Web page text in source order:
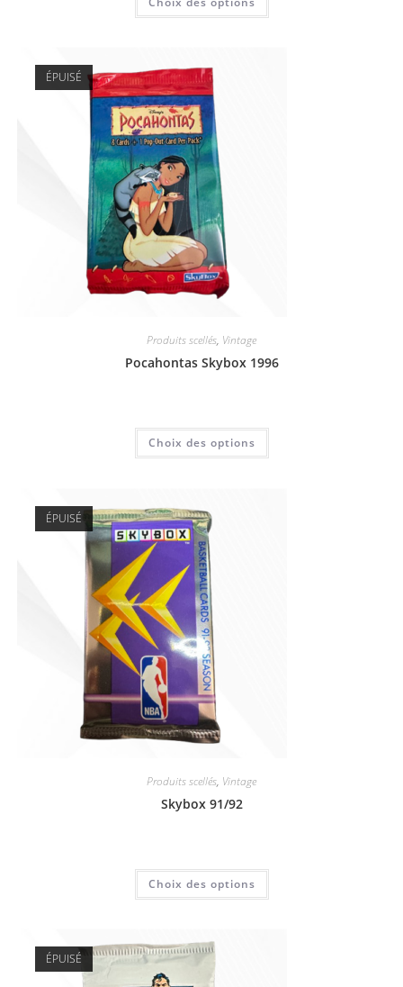
ÉPUISÉ
Produits scellés, Vintage
Pocahontas Skybox 1996
Choix des options
ÉPUISÉ
Produits scellés, Vintage
Skybox 91/92
Choix des options
ÉPUISÉ